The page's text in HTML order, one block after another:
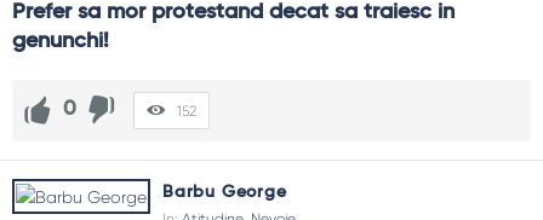
Prefer sa mor protestand decat sa traiesc in
genunchi!
0 152
Barbu George